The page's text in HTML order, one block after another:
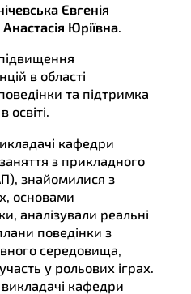
Євгенія
Юріївна.
в області
та підтримка
освіті.
кафедри
заняття з прикладного
знайомилися з
основами
аналізували реальні
поведінки з
середовища,
у рольових іграх.
викладачі кафедри